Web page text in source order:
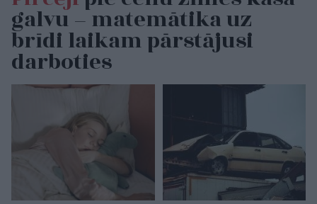
galvu – matemātika uz
brīdi laikam pārstājusi
darboties